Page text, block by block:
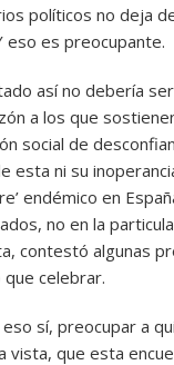
políticos no deja
eso es preocupante.
así no debería
a los que
social de
esta ni su
endémico en
no en la
contestó algunas
que celebrar.
sí, preocupar a
vista, que esta